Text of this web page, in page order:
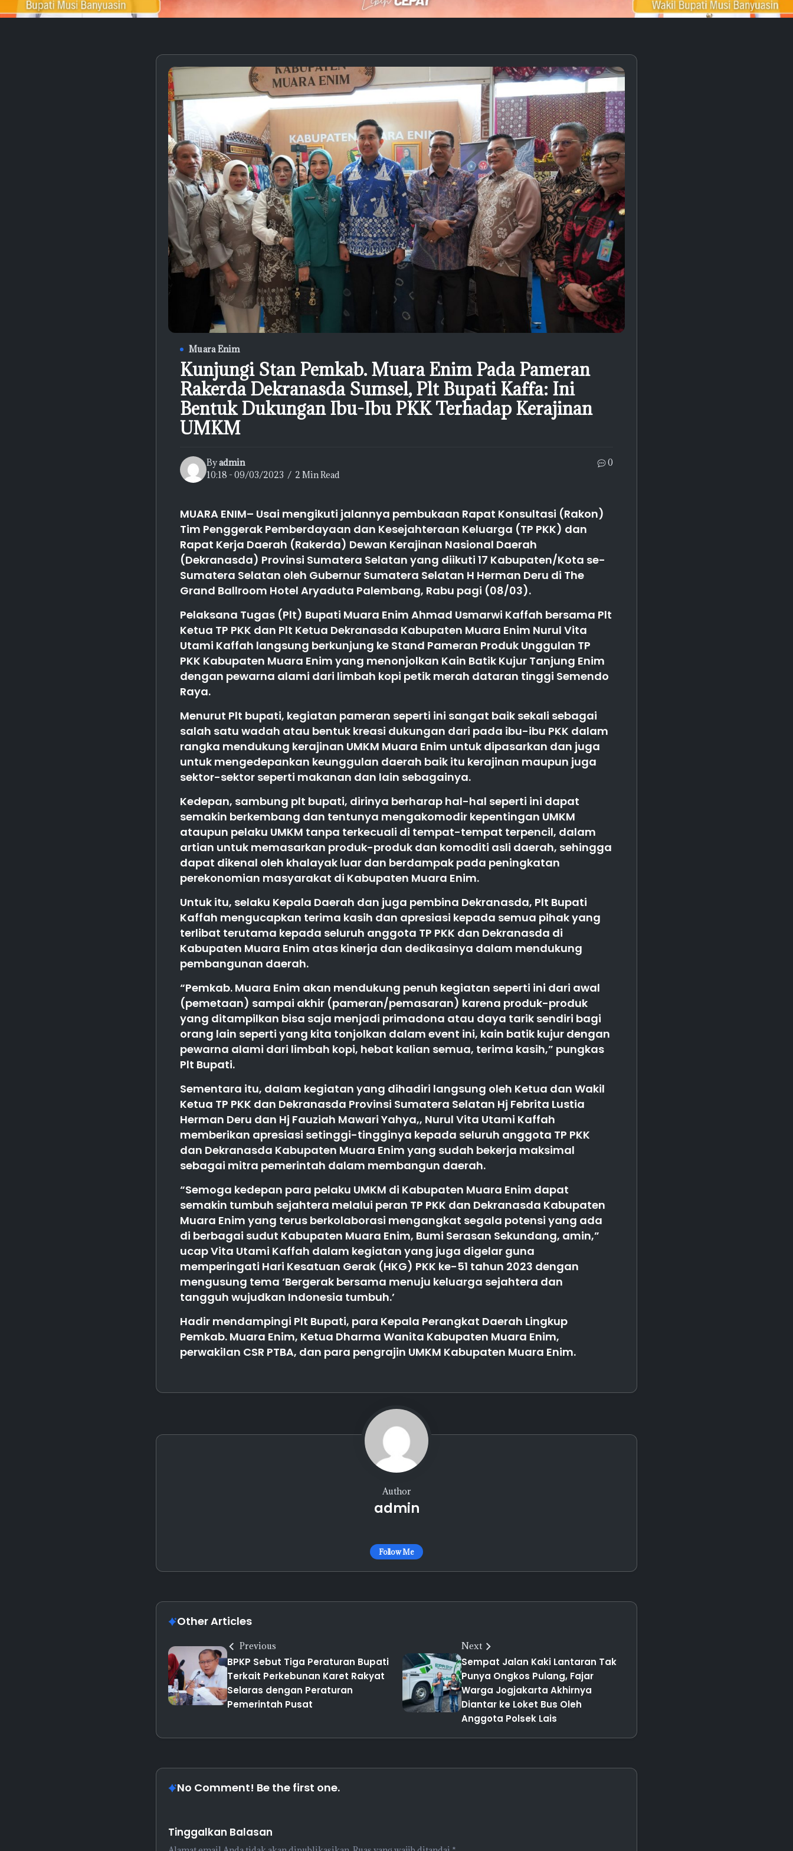
Muara Enim
Kunjungi Stan Pemkab. Muara Enim Pada Pameran
Rakerda Dekranasda Sumsel, Plt Bupati Kaffa: Ini
Bentuk Dukungan Ibu-Ibu PKK Terhadap Kerajinan
UMKM
Byadmin
10:18 - 09/03/2023
2 Min Read
0
MUARA ENIM– Usai mengikuti jalannya pembukaan Rapat Konsultasi (Rakon)
Tim Penggerak Pemberdayaan dan Kesejahteraan Keluarga (TP PKK) dan
Rapat Kerja Daerah (Rakerda) Dewan Kerajinan Nasional Daerah
(Dekranasda) Provinsi Sumatera Selatan yang diikuti 17 Kabupaten/Kota se-
Sumatera Selatan oleh Gubernur Sumatera Selatan H Herman Deru di The
Grand Ballroom Hotel Aryaduta Palembang, Rabu pagi (08/03).
Pelaksana Tugas (Plt) Bupati Muara Enim Ahmad Usmarwi Kaffah bersama Plt
Ketua TP PKK dan Plt Ketua Dekranasda Kabupaten Muara Enim Nurul Vita
Utami Kaffah langsung berkunjung ke Stand Pameran Produk Unggulan TP
PKK Kabupaten Muara Enim yang menonjolkan Kain Batik Kujur Tanjung Enim
dengan pewarna alami dari limbah kopi petik merah dataran tinggi Semendo
Raya.
Menurut Plt bupati, kegiatan pameran seperti ini sangat baik sekali sebagai
salah satu wadah atau bentuk kreasi dukungan dari pada ibu-ibu PKK dalam
rangka mendukung kerajinan UMKM Muara Enim untuk dipasarkan dan juga
untuk mengedepankan keunggulan daerah baik itu kerajinan maupun juga
sektor-sektor seperti makanan dan lain sebagainya.
Kedepan, sambung plt bupati, dirinya berharap hal-hal seperti ini dapat
semakin berkembang dan tentunya mengakomodir kepentingan UMKM
ataupun pelaku UMKM tanpa terkecuali di tempat-tempat terpencil, dalam
artian untuk memasarkan produk-produk dan komoditi asli daerah, sehingga
dapat dikenal oleh khalayak luar dan berdampak pada peningkatan
perekonomian masyarakat di Kabupaten Muara Enim.
Untuk itu, selaku Kepala Daerah dan juga pembina Dekranasda, Plt Bupati
Kaffah mengucapkan terima kasih dan apresiasi kepada semua pihak yang
terlibat terutama kepada seluruh anggota TP PKK dan Dekranasda di
Kabupaten Muara Enim atas kinerja dan dedikasinya dalam mendukung
pembangunan daerah.
“Pemkab. Muara Enim akan mendukung penuh kegiatan seperti ini dari awal
(pemetaan) sampai akhir (pameran/pemasaran) karena produk-produk
yang ditampilkan bisa saja menjadi primadona atau daya tarik sendiri bagi
orang lain seperti yang kita tonjolkan dalam event ini, kain batik kujur dengan
pewarna alami dari limbah kopi, hebat kalian semua, terima kasih,” pungkas
Plt Bupati.
Sementara itu, dalam kegiatan yang dihadiri langsung oleh Ketua dan Wakil
Ketua TP PKK dan Dekranasda Provinsi Sumatera Selatan Hj Febrita Lustia
Herman Deru dan Hj Fauziah Mawari Yahya,, Nurul Vita Utami Kaffah
memberikan apresiasi setinggi-tingginya kepada seluruh anggota TP PKK
dan Dekranasda Kabupaten Muara Enim yang sudah bekerja maksimal
sebagai mitra pemerintah dalam membangun daerah.
“Semoga kedepan para pelaku UMKM di Kabupaten Muara Enim dapat
semakin tumbuh sejahtera melalui peran TP PKK dan Dekranasda Kabupaten
Muara Enim yang terus berkolaborasi mengangkat segala potensi yang ada
di berbagai sudut Kabupaten Muara Enim, Bumi Serasan Sekundang, amin,”
ucap Vita Utami Kaffah dalam kegiatan yang juga digelar guna
memperingati Hari Kesatuan Gerak (HKG) PKK ke-51 tahun 2023 dengan
mengusung tema ‘Bergerak bersama menuju keluarga sejahtera dan
tangguh wujudkan Indonesia tumbuh.’
Hadir mendampingi Plt Bupati, para Kepala Perangkat Daerah Lingkup
Pemkab. Muara Enim, Ketua Dharma Wanita Kabupaten Muara Enim,
perwakilan CSR PTBA, dan para pengrajin UMKM Kabupaten Muara Enim.
Author
admin
Follow Me
Other Articles
Previous
BPKP Sebut Tiga Peraturan Bupati
Terkait Perkebunan Karet Rakyat
Selaras dengan Peraturan
Pemerintah Pusat
Next
Sempat Jalan Kaki Lantaran Tak
Punya Ongkos Pulang, Fajar
Warga Jogjakarta Akhirnya
Diantar ke Loket Bus Oleh
Anggota Polsek Lais
No Comment! Be the first one.
Tinggalkan Balasan